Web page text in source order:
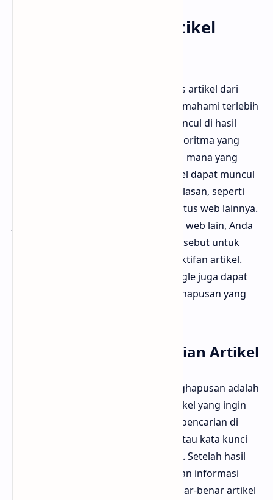
Pahami Mengapa Artikel
Sebelum mencoba untuk menghapus artikel dari
pencarian Google, penting untuk memahami terlebih
dahulu mengapa artikel tersebut muncul di hasil
pencarian. Google menggunakan algoritma yang
kompleks untuk menentukan konten mana yang
ditampilkan kepada pengguna. Artikel dapat muncul
di hasil pencarian karena beberapa alasan, seperti
digunakan dalam blog, berita, atau situs web lainnya.
Jika artikel tersebut berasal dari situs web lain, Anda
harus menghubungi pemilik situs tersebut untuk
meminta penghapusan atau penonaktifan artikel.
Selain itu, memahami cara kerja Google juga dapat
membantu Anda dalam proses penghapusan yang
Cek Status Hasil Pencarian Artikel
Langkah pertama dalam proses penghapusan adalah
mengecek status hasil pencarian artikel yang ingin
Anda hapus. Anda dapat melakukan pencarian di
Google dengan memasukkan judul atau kata kunci
yang relevan dengan artikel tersebut. Setelah hasil
pencarian muncul, perhatikan URL dan informasi
terkait yang muncul. Pastikan itu benar-benar artikel